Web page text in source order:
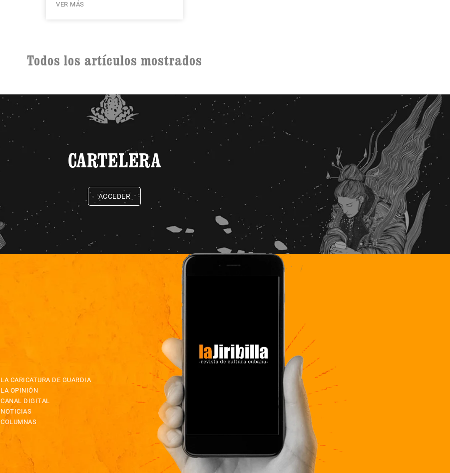
VER MÁS
Todos los artículos mostrados
CARTELERA
ACCEDER
LA CARICATURA DE GUARDIA
LA OPINIÓN
CANAL DIGITAL
NOTICIAS
COLUMNAS